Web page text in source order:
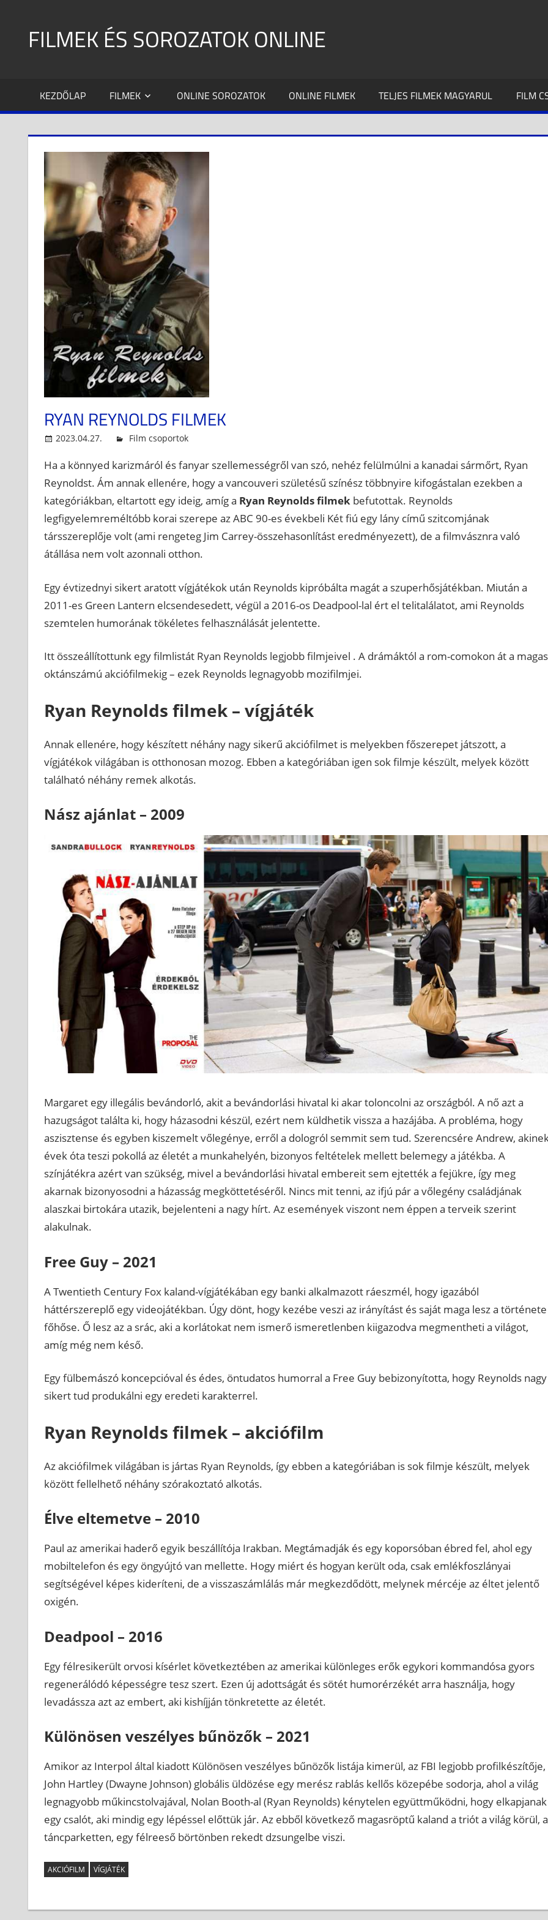
contentFILMEK ÉS SOROZATOK ONLINE
filmek
és
mennyiségben!
KEZDŐLAP FILMEK ONLINE SOROZATOK ONLINE FILMEK TELJES FILMEK MAGYARUL FILM
RYAN REYNOLDS FILMEK
2023.04.27. blueboy
Film csoportok
Ha a könnyed karizmáról és fanyar szellemességről van szó, nehéz felülmúlni a kanadai sármőrt, Ryan
Reynoldst. Ám annak ellenére, hogy a vancouveri születésű színész többnyire kifogástalan ezekben a
kategóriákban, eltartott egy ideig, amíg a Ryan Reynolds filmekbefutottak. Reynolds
legfigyelemreméltóbb korai szerepe az ABC 90-es évekbeli Két fiú egy lány című szitcomjának
társszereplője volt (ami rengeteg Jim Carrey-összehasonlítást eredményezett), de a filmvásznra való
átállása nem volt azonnali otthon.
Egy évtizednyi sikert aratott vígjátékok után Reynolds kipróbálta magát a szuperhősjátékban. Miután a
2011-es Green Lantern elcsendesedett, végül a 2016-os Deadpool-lal ért el telitalálatot, ami Reynolds
szemtelen humorának tökéletes felhasználását jelentette.
Itt összeállítottunk egy filmlistát Ryan Reynolds legjobb filmjeivel . A drámáktól a rom-comokon át a magas
oktánszámú akciófilmekig – ezek Reynolds legnagyobb mozifilmjei.
Ryan Reynolds filmek – vígjáték
Annak ellenére, hogy készített néhány nagy sikerű akciófilmet is melyekben főszerepet játszott, a
vígjátékok világában is otthonosan mozog. Ebben a kategóriában igen sok filmje készült, melyek között
található néhány remek alkotás.
Nász ajánlat – 2009
Margaret egy illegális bevándorló, akit a bevándorlási hivatal ki akar toloncolni az országból. A nő azt a
hazugságot találta ki, hogy házasodni készül, ezért nem küldhetik vissza a hazájába. A probléma, hogy
aszisztense és egyben kiszemelt vőlegénye, erről a dologról semmit sem tud. Szerencsére Andrew,
évek óta teszi pokollá az életét a munkahelyén, bizonyos feltételek mellett belemegy a játékba. A
színjátékra azért van szükség, mivel a bevándorlási hivatal embereit sem ejtették a fejükre, így meg
akarnak bizonyosodni a házasság megköttetéséről. Nincs mit tenni, az ifjú pár a vőlegény családjának
alaszkai birtokára utazik, bejelenteni a nagy hírt. Az események viszont nem éppen a terveik szerint
alakulnak.
Free Guy – 2021
A Twentieth Century Fox kaland-vígjátékában egy banki alkalmazott ráeszmél, hogy igazából
háttérszereplő egy videojátékban. Úgy dönt, hogy kezébe veszi az irányítást és saját maga lesz a története
főhőse. Ő lesz az a srác, aki a korlátokat nem ismerő ismeretlenben kiigazodva megmentheti a világot,
amíg még nem késő.
Egy fülbemászó koncepcióval és édes, öntudatos humorral a Free Guy bebizonyította, hogy Reynolds nagy
sikert tud produkálni egy eredeti karakterrel.
Ryan Reynolds filmek – akciófilm
Az akciófilmek világában is jártas Ryan Reynolds, így ebben a kategóriában is sok filmje készült, melyek
között fellelhető néhány szórakoztató alkotás.
Élve eltemetve – 2010
Paul az amerikai haderő egyik beszállítója Irakban. Megtámadják és egy koporsóban ébred fel, ahol egy
mobiltelefon és egy öngyújtó van mellette. Hogy miért és hogyan került oda, csak emlékfoszlányai
segítségével képes kideríteni, de a visszaszámlálás már megkezdődött, melynek mércéje az éltet jelentő
oxigén.
Deadpool – 2016
Egy félresikerült orvosi kísérlet következtében az amerikai különleges erők egykori kommandósa gyors
regenerálódó képességre tesz szert. Ezen új adottságát és sötét humorérzékét arra használja, hogy
levadássza azt az embert, aki kishíjján tönkretette az életét.
Különösen veszélyes bűnözők – 2021
Amikor az Interpol által kiadott Különösen veszélyes bűnözők listája kimerül, az FBI legjobb profilkészítője,
John Hartley (Dwayne Johnson) globális üldözése egy merész rablás kellős közepébe sodorja, ahol a világ
legnagyobb műkincstolvajával, Nolan Booth-al (Ryan Reynolds) kénytelen együttműködni, hogy elkapjanak
egy csalót, aki mindig egy lépéssel előttük jár. Az ebből következő magasröptű kaland a triót a világ körül, a
táncparketten, egy félreeső börtönben rekedt dzsungelbe viszi.
AKCIÓFILM VÍGJÁTÉK